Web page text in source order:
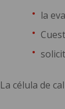
la
La célula de